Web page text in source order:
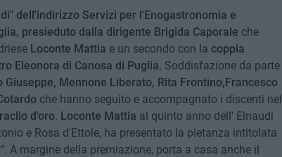
dell'indirizzo Servizi per l'Enogastronomia e
presieduto dalla dirigente Brigida Caporale che
Loconte Mattia e un secondo con la coppia
Eleonora di Canosa di Puglia. Soddisfazione da parte
Giuseppe, Mennone Liberato, Rita Frontino,Francesco
che hanno seguito e accompagnato i discenti nel
d'oro. Loconte Mattia al quinto anno dell' Einaudi
e Rosa d'Ettole, ha presentato la pietanza intitolata
. A margine della premiazione, porta a casa anche il